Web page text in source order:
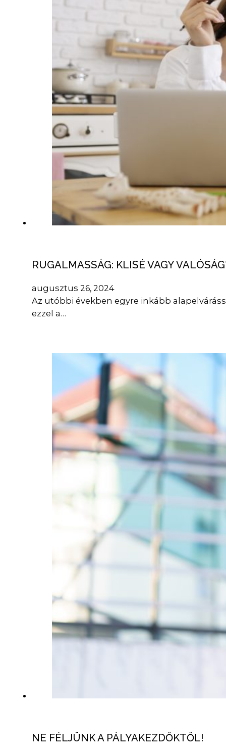
RUGALMASSÁG: KLISÉ VAGY
augusztus 26, 2024
Az utóbbi években egyre inkább
ezzel a…
NE FÉLJÜNK A PÁLYAKEZDŐKTŐL!